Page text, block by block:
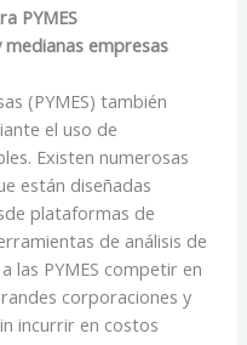
PYMES
medianas empresas
(PYMES) también
el uso de
Existen numerosas
están diseñadas
plataformas de
de análisis de
las PYMES competir en
corporaciones y
incurrir en costos